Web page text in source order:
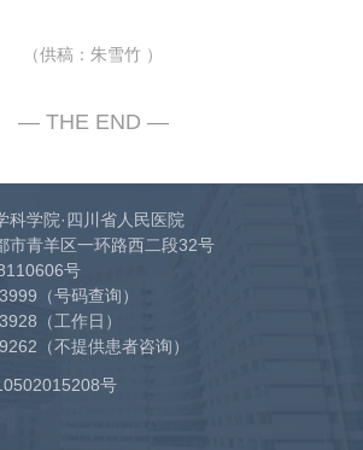
（供稿：朱雪竹 ）
科学院·四川省人民医院
市青羊区一环路西二段32号
号
（号码查询）
（工作日）
（不提供患者咨询）
号